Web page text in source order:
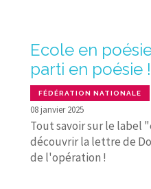
Ecole en
parti en poésie !
FÉDÉRATION NATIONALE
08 janvier 2025
Tout savoir sur le label
découvrir la lettre de
de l'opération !